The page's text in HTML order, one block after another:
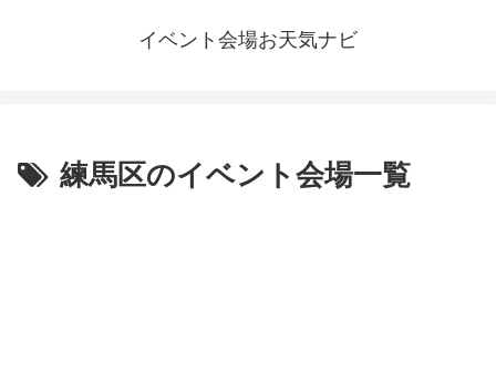
イベント会場お天気ナビ
練馬区のイベント会場一覧